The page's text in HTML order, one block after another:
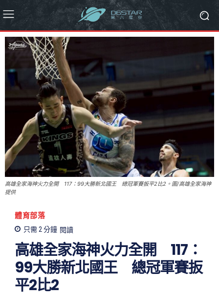
高雄全家海神火力全開 117：99大勝新北國王 總冠軍賽扳平2比2。圖/高雄全家海神
提供
體育部落
只需 2分鐘 閱讀
高雄全家海神火力全開 117：
99大勝新北國王 總冠軍賽扳
平2比2